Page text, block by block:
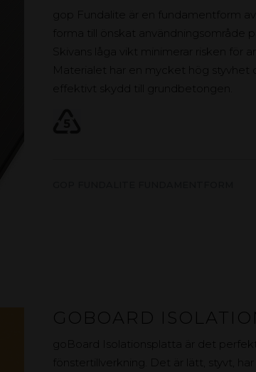
gop Fundalite är en fundamentform
forma till önskat användningsområde
Skivans låga vikt minimerar risken för
Materialet har en mycket hög
effektivt skydd till grundbetongen.
GOBOARD
goBoard Isolationsplatta är det
fönstertillverkning. Det är lätt, styvt,